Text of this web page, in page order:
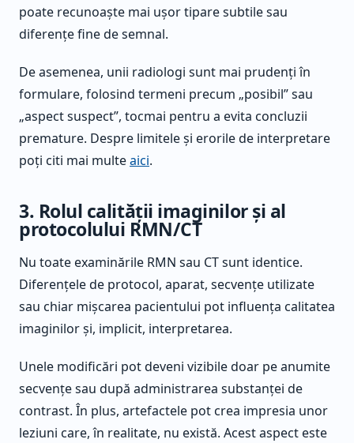
poate recunoaște mai ușor tipare subtile sau
diferențe fine de semnal.
De asemenea, unii radiologi sunt mai prudenți în
formulare, folosind termeni precum „posibil” sau
„aspect suspect”, tocmai pentru a evita concluzii
premature. Despre limitele și erorile de interpretare
poți citi mai multeaici.
3. Rolul calității imaginilor și al
protocolului RMN/CT
Nu toate examinările RMN sau CT sunt identice.
Diferențele de protocol, aparat, secvențe utilizate
sau chiar mișcarea pacientului pot influența calitatea
imaginilor și, implicit, interpretarea.
Unele modificări pot deveni vizibile doar pe anumite
secvențe sau după administrarea substanței de
contrast. În plus, artefactele pot crea impresia unor
leziuni care, în realitate, nu există. Acest aspect este